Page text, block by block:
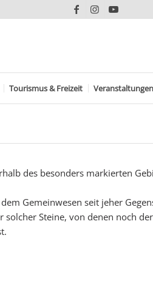
Tourismus & Freizeit Veranstaltungen
des besonders markierten
Gemeinwesen seit jeher
solcher Steine, von denen noch der